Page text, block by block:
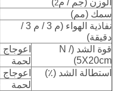
الوزن (جم / م2
)
سمك (مم)
نفاذية الهواء (م 3 / م 3 /
دقيقة)
قوة الشد (N /
5X20cm)
اعوجاج
لحمة
استطالة الشد (٪)
اعوجاج
لحمة